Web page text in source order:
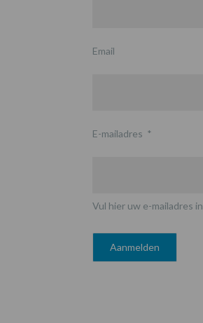
Email
E-mailadres *
Vul hier uw e-mailadres in